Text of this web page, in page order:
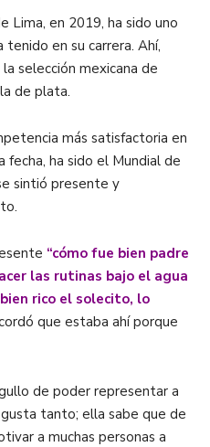
Lima, en 2019, ha sido uno
en su carrera. Ahí,
selección mexicana de
de plata.
más satisfactoria en
fecha, ha sido el Mundial de
sintió presente y
“cómo fue bien padre
las rutinas bajo el agua
rico el solecito, lo
que estaba ahí porque
de poder representar a
tanto; ella sabe que de
a muchas personas a